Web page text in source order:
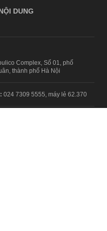
DUNG
Complex, Số 01, phố
thành phố Hà Nội
024 7309 5555, máy lẻ 62.370